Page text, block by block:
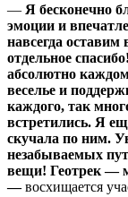
— Я бесконечно
эмоции и
навсегда
отдельное
абсолютно
веселье и
каждого, так
встретились. Я
скучала по ним.
незабываемых
вещи! Геотрек —
—восхищается